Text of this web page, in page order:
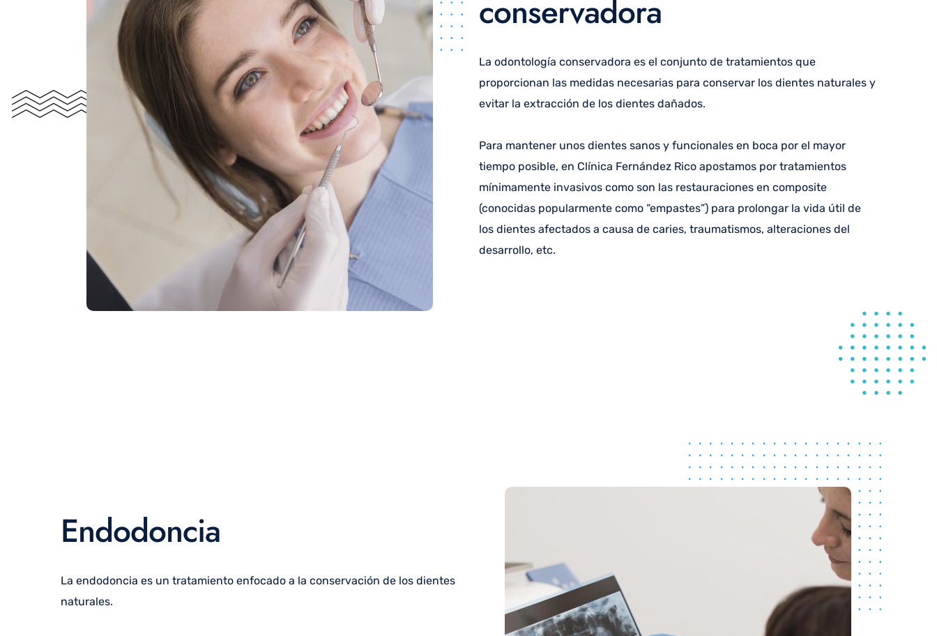
conservadora
La odontología conservadora es el conjunto de tratamientos que
proporcionan las medidas necesarias para conservar los dientes naturales y
evitar la extracción de los dientes dañados.
Para mantener unos dientes sanos y funcionales en boca por el mayor
tiempo posible, en Clínica Fernández Rico apostamos por tratamientos
mínimamente invasivos como son las restauraciones en composite
(conocidas popularmente como “empastes”) para prolongar la vida útil de
los dientes afectados a causa de caries, traumatismos, alteraciones del
desarrollo, etc.
Endodoncia
La endodoncia es un tratamiento enfocado a la conservación de los dientes
naturales.